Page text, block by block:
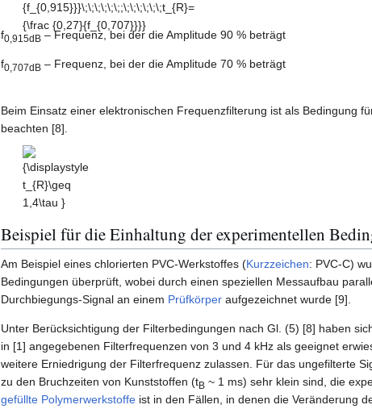
{f_{0,915}}}\;\;\;\;\;\;;\;\;\;\;\;\;t_{R}=
{\frac {0,27}{f_{0,707}}}}
f0,915dB ‒ Frequenz, bei der die Amplitude 90 % beträgt
f0,707dB ‒ Frequenz, bei der die Amplitude 70 % beträgt
Beim Einsatz einer elektronischen Frequenzfilterung ist als Bedingung
beachten [8].
{\displaystyle
t_{R}\geq
1,4\tau }
Beispiel für die Einhaltung der experimentellen
Am Beispiel eines chlorierten PVC-Werkstoffes (Kurzzeichen: PVC-C)
Bedingungen überprüft, wobei durch einen speziellen Messaufbau
Durchbiegungs-Signal an einem Prüfkörper aufgezeichnet wurde [9].
Unter Berücksichtigung der Filterbedingungen nach Gl. (5) [8] haben
in [1] angegebenen Filterfrequenzen von 3 und 4 kHz als geeignet
weitere Erniedrigung der Filterfrequenz zulassen. Für das ungefilterte
zu den Bruchzeiten von Kunststoffen (tB ~ 1 ms) sehr klein sind, die
gefüllte Polymerwerkstoffe ist in den Fällen, in denen die Veränderung